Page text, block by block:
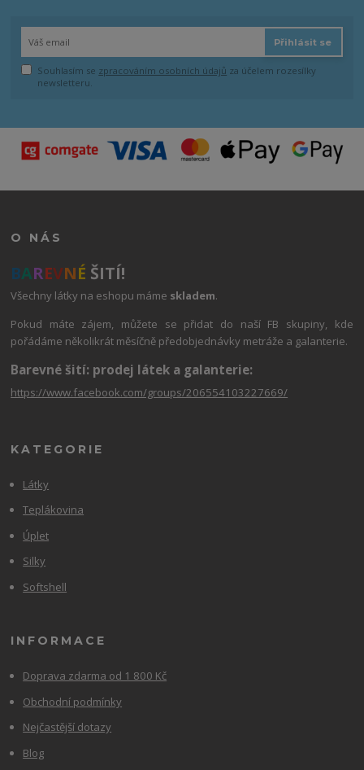
Přihlásit se
Souhlasím se zpracováním osobních údajů za účelem rozesílky
newsletteru.
O NÁS
BAREVNÉ ŠITÍ!
Všechny látky na eshopu máme skladem.
Pokud máte zájem, můžete se přidat do naší FB skupiny, kde
pořádáme několikrát měsíčně předobjednávky metráže a galanterie.
Barevné šití: prodej látek a galanterie:
https://www.facebook.com/groups/206554103227669/
KATEGORIE
Látky
Teplákovina
Úplet
Silky
Softshell
INFORMACE
Doprava zdarma od 1 800 Kč
Obchodní podmínky
Nejčastější dotazy
Blog